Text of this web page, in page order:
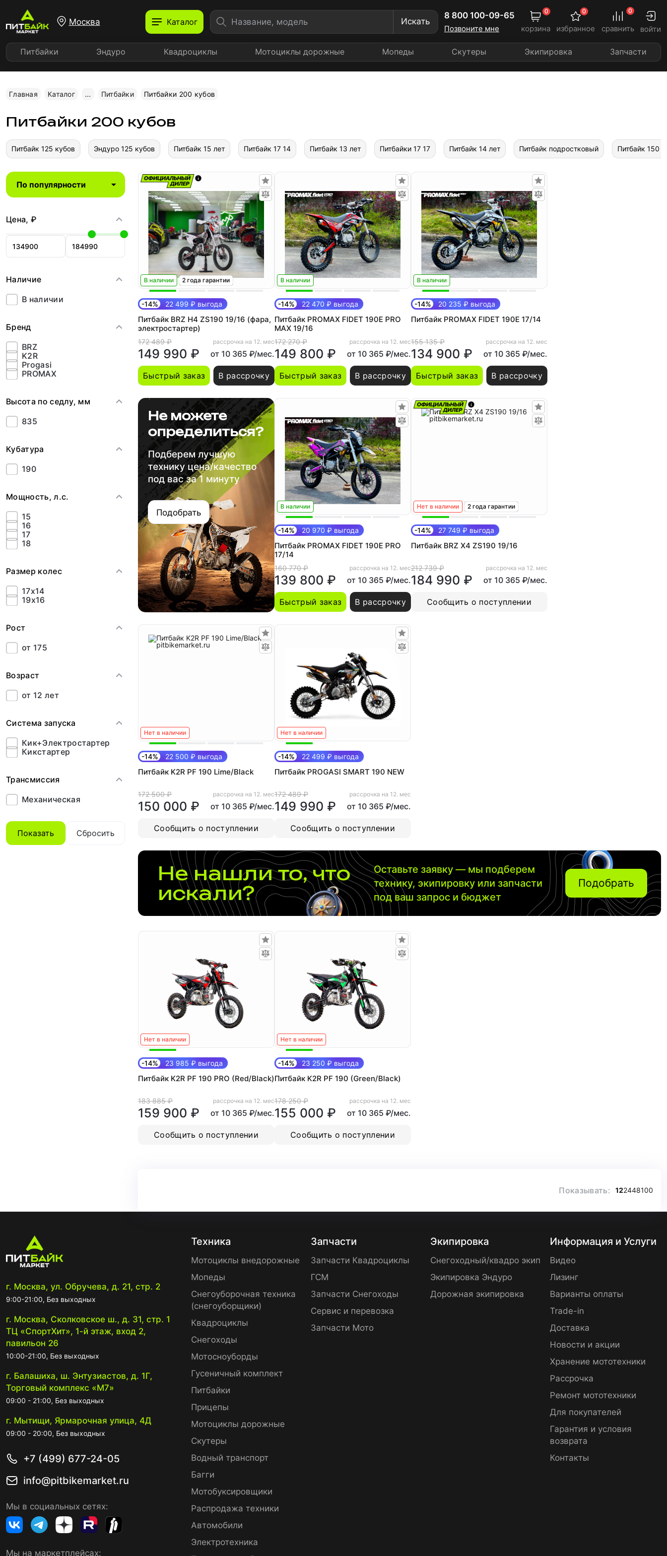
Москва Каталог Искать
8 800 100-09-65
Позвоните мне корзина
0
избранное
0
сравнить
0
войти
Питбайки Эндуро Квадроциклы Мотоциклы дорожные Мопеды Скутеры Экипировка Запчасти
Главная Каталог ... Питбайки Питбайки 200 кубов
Питбайки 200 кубов
Питбайк 125 кубов Эндуро 125 кубов Питбайк 15 лет Питбайк 17 14 Питбайк 13 лет Питбайки 17 17 Питбайк 14 лет Питбайк подростковый Питбайк 150
Цена, ₽
Наличие
В наличии
Бренд
BRZ
K2R
Progasi
PROMAX
Высота по седлу, мм
835
Кубатура
190
Мощность, л.с.
15
16
17
18
Размер колес
17x14
19x16
Рост
от 175
Возраст
от 12 лет
Система запуска
Кик+Электростартер
Кикстартер
Трансмиссия
Механическая
Показать Сбросить
В наличии 2 года гарантии
-14% 22 499 ₽ выгода
Питбайк BRZ H4 ZS190 19/16 (фара,
электростартер)
172 489 ₽
149 990 ₽
рассрочка на 12. мес
от 10 365 ₽/мес.
Быстрый заказ В рассрочку
В наличии
-14% 22 470 ₽ выгода
Питбайк PROMAX FIDET 190E PRO
MAX 19/16
172 270 ₽
149 800 ₽
рассрочка на 12. мес
от 10 365 ₽/мес.
Быстрый заказ В рассрочку
В наличии
-14% 20 235 ₽ выгода
Питбайк PROMAX FIDET 190E 17/14
155 135 ₽
134 900 ₽
рассрочка на 12. мес
от 10 365 ₽/мес.
Быстрый заказ В рассрочку
Не можете
определиться?
Подберем лучшую
технику цена/качество
под вас за 1 минуту
Подобрать
В наличии
-14% 20 970 ₽ выгода
Питбайк PROMAX FIDET 190E PRO
17/14
160 770 ₽
139 800 ₽
рассрочка на 12. мес
от 10 365 ₽/мес.
Быстрый заказ В рассрочку
Нет в наличии 2 года гарантии
-14% 27 749 ₽ выгода
Питбайк BRZ X4 ZS190 19/16
212 739 ₽
184 990 ₽
рассрочка на 12. мес
от 10 365 ₽/мес.
Сообщить о поступлении
Нет в наличии
-14% 22 500 ₽ выгода
Питбайк K2R PF 190 Lime/Black
172 500 ₽
150 000 ₽
рассрочка на 12. мес
от 10 365 ₽/мес.
Сообщить о поступлении
Нет в наличии
-14% 22 499 ₽ выгода
Питбайк PROGASI SMART 190 NEW
172 489 ₽
149 990 ₽
рассрочка на 12. мес
от 10 365 ₽/мес.
Сообщить о поступлении
Не нашли то, что
искали?
Оставьте заявку — мы подберем
технику, экипировку или запчасти
под ваш запрос и бюджет
Подобрать
Нет в наличии
-14% 23 985 ₽ выгода
Питбайк K2R PF 190 PRO (Red/Black)
183 885 ₽
159 900 ₽
рассрочка на 12. мес
от 10 365 ₽/мес.
Сообщить о поступлении
Нет в наличии
-14% 23 250 ₽ выгода
Питбайк K2R PF 190 (Green/Black)
178 250 ₽
155 000 ₽
рассрочка на 12. мес
от 10 365 ₽/мес.
Сообщить о поступлении
Показывать: 122448100
г. Москва, ул. Обручева, д. 21, стр. 2
9:00-21:00, Без выходных
г. Москва, Сколковское ш., д. 31, стр. 1
ТЦ «СпортХит», 1-й этаж, вход 2,
павильон 26
10:00-21:00, Без выходных
г. Балашиха, ш. Энтузиастов, д. 1Г,
Торговый комплекс «М7»
09:00 - 21:00, Без выходных
г. Мытищи, Ярмарочная улица, 4Д
09:00 - 20:00, Без выходных
+7 (499) 677-24-05
info@pitbikemarket.ru
Мы в социальных сетях:
Мы на маркетплейсах:
Техника
Мотоциклы внедорожные
Мопеды
Снегоуборочная техника
(снегоуборщики)
Квадроциклы
Снегоходы
Мотосноуборды
Гусеничный комплект
Питбайки
Прицепы
Мотоциклы дорожные
Скутеры
Водный транспорт
Багги
Мотобуксировщики
Распродажа техники
Автомобили
Электротехника
Запчасти
Запчасти Квадроциклы
ГСМ
Запчасти Снегоходы
Сервис и перевозка
Запчасти Мото
Экипировка
Снегоходный/квадро экип
Экипировка Эндуро
Дорожная экипировка
Информация и Услуги
Видео
Лизинг
Варианты оплаты
Trade-in
Доставка
Новости и акции
Хранение мототехники
Рассрочка
Ремонт мототехники
Для покупателей
Гарантия и условия
возврата
Контакты